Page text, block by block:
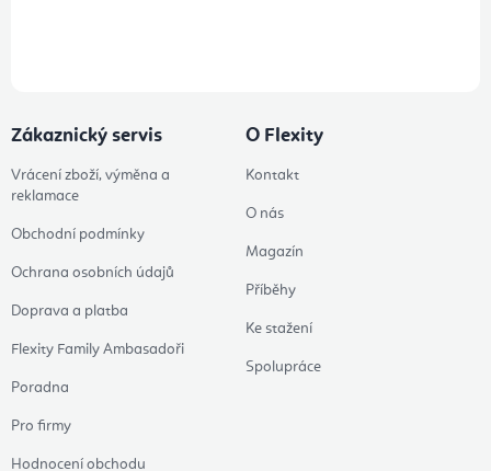
Zákaznický servis
Vrácení zboží, výměna a
reklamace
Obchodní podmínky
Ochrana osobních údajů
Doprava a platba
Flexity Family Ambasadoři
Poradna
Pro firmy
Hodnocení obchodu
O Flexity
Kontakt
O nás
Magazín
Příběhy
Ke stažení
Spolupráce